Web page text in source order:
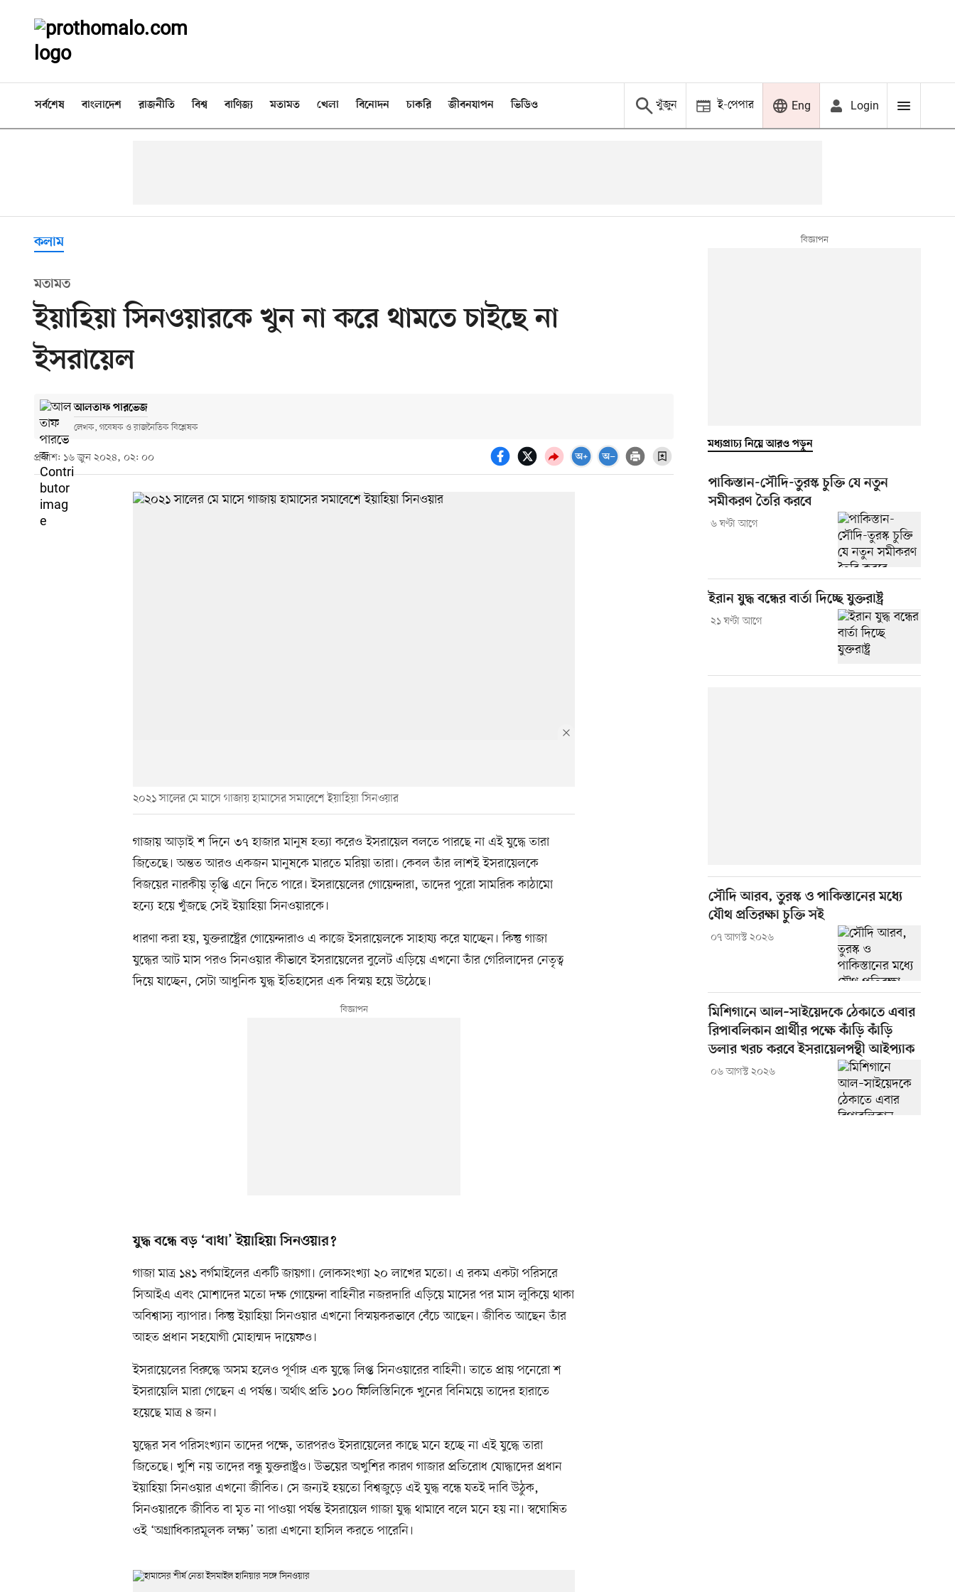
সর্বশেষ বাংলাদেশ রাজনীতি বিশ্ব বাণিজ্য মতামত খেলা বিনোদন চাকরি জীবনযাপন ভিডিও খুঁজুন ই-পেপার Eng Login
কলাম
মতামত
ইয়াহিয়া সিনওয়ারকে খুন না করে থামতে চাইছে না
ইসরায়েল
আলতাফ পারভেজ
লেখক, গবেষক ও রাজনৈতিক বিশ্লেষক
প্রকাশ: ১৬ জুন ২০২৪, ০২: ০০
২০২১ সালের মে মাসে গাজায় হামাসের সমাবেশে ইয়াহিয়া সিনওয়ার
গাজায় আড়াই শ দিনে ৩৭ হাজার মানুষ হত্যা করেও ইসরায়েল বলতে পারছে না এই যুদ্ধে তারা
জিতেছে। অন্তত আরও একজন মানুষকে মারতে মরিয়া তারা। কেবল তাঁর লাশই ইসরায়েলকে
বিজয়ের নারকীয় তৃপ্তি এনে দিতে পারে। ইসরায়েলের গোয়েন্দারা, তাদের পুরো সামরিক কাঠামো
হন্যে হয়ে খুঁজছে সেই ইয়াহিয়া সিনওয়ারকে।
ধারণা করা হয়, যুক্তরাষ্ট্রের গোয়েন্দারাও এ কাজে ইসরায়েলকে সাহায্য করে যাচ্ছেন। কিন্তু গাজা
যুদ্ধের আট মাস পরও সিনওয়ার কীভাবে ইসরায়েলের বুলেট এড়িয়ে এখনো তাঁর গেরিলাদের নেতৃত্ব
দিয়ে যাচ্ছেন, সেটা আধুনিক যুদ্ধ ইতিহাসের এক বিস্ময় হয়ে উঠেছে।
যুদ্ধ বন্ধে বড় ‘বাধা’ ইয়াহিয়া সিনওয়ার?
গাজা মাত্র ১৪১ বর্গমাইলের একটি জায়গা। লোকসংখ্যা ২০ লাখের মতো। এ রকম একটা পরিসরে
সিআইএ এবং মোশাদের মতো দক্ষ গোয়েন্দা বাহিনীর নজরদারি এড়িয়ে মাসের পর মাস লুকিয়ে থাকা
অবিশ্বাস্য ব্যাপার। কিন্তু ইয়াহিয়া সিনওয়ার এখনো বিস্ময়করভাবে বেঁচে আছেন। জীবিত আছেন তাঁর
আহত প্রধান সহযোগী মোহাম্মদ দায়েফও।
ইসরায়েলের বিরুদ্ধে অসম হলেও পূর্ণাঙ্গ এক যুদ্ধে লিপ্ত সিনওয়ারের বাহিনী। তাতে প্রায় পনেরো শ
ইসরায়েলি মারা গেছেন এ পর্যন্ত। অর্থাৎ প্রতি ১০০ ফিলিস্তিনিকে খুনের বিনিময়ে তাদের হারাতে
হয়েছে মাত্র ৪ জন।
যুদ্ধের সব পরিসংখ্যান তাদের পক্ষে, তারপরও ইসরায়েলের কাছে মনে হচ্ছে না এই যুদ্ধে তারা
জিতেছে। খুশি নয় তাদের বন্ধু যুক্তরাষ্ট্রও। উভয়ের অখুশির কারণ গাজার প্রতিরোধ যোদ্ধাদের প্রধান
ইয়াহিয়া সিনওয়ার এখনো জীবিত। সে জন্যই হয়তো বিশ্বজুড়ে এই যুদ্ধ বন্ধে যতই দাবি উঠুক,
সিনওয়ারকে জীবিত বা মৃত না পাওয়া পর্যন্ত ইসরায়েল গাজা যুদ্ধ থামাবে বলে মনে হয় না। স্বঘোষিত
ওই ‘অগ্রাধিকারমূলক লক্ষ্য’ তারা এখনো হাসিল করতে পারেনি।
মধ্যপ্রাচ্য নিয়ে আরও পড়ুন
পাকিস্তান-সৌদি-তুরস্ক চুক্তি যে নতুন
সমীকরণ তৈরি করবে
৬ ঘণ্টা আগে
ইরান যুদ্ধ বন্ধের বার্তা দিচ্ছে যুক্তরাষ্ট্র
২১ ঘণ্টা আগে
সৌদি আরব, তুরস্ক ও পাকিস্তানের মধ্যে
যৌথ প্রতিরক্ষা চুক্তি সই
০৭ আগস্ট ২০২৬
মিশিগানে আল–সাইয়েদকে ঠেকাতে এবার
রিপাবলিকান প্রার্থীর পক্ষে কাঁড়ি কাঁড়ি
ডলার খরচ করবে ইসরায়েলপন্থী আইপ্যাক
০৬ আগস্ট ২০২৬